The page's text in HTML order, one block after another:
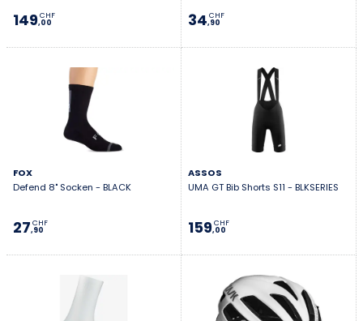
149,00
CHF 34,90
CHF
FOX
Defend 8" Socken - BLACK
27,90
CHF
ASSOS
UMA GT Bib Shorts S11 - BLKSERIES
159,00
CHF